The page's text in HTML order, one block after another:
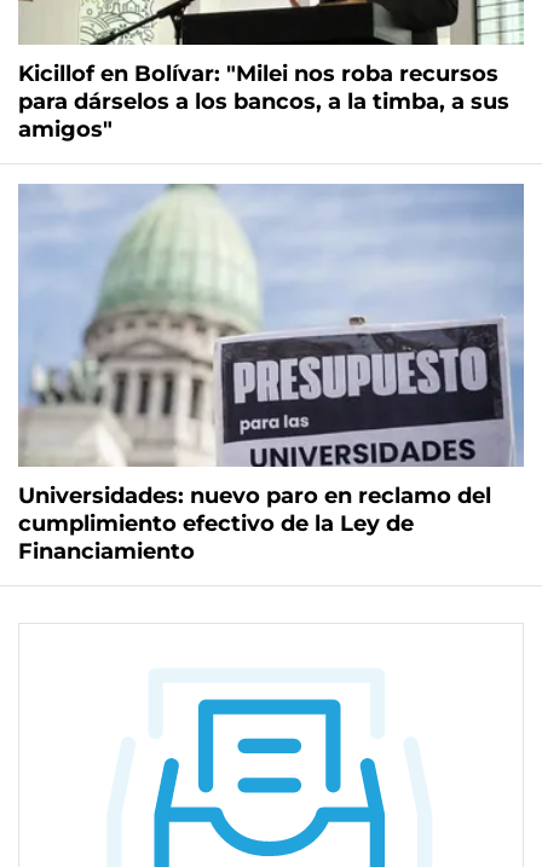
Kicillof en Bolívar: "Milei nos roba recursos
para dárselos a los bancos, a la timba, a sus
amigos"
Universidades: nuevo paro en reclamo del
cumplimiento efectivo de la Ley de
Financiamiento